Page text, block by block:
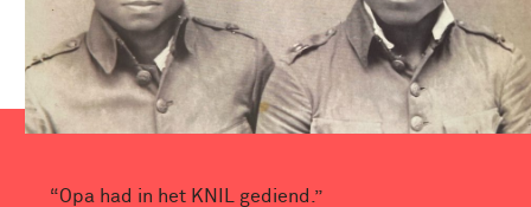
“Opa had in het KNIL gediend.”